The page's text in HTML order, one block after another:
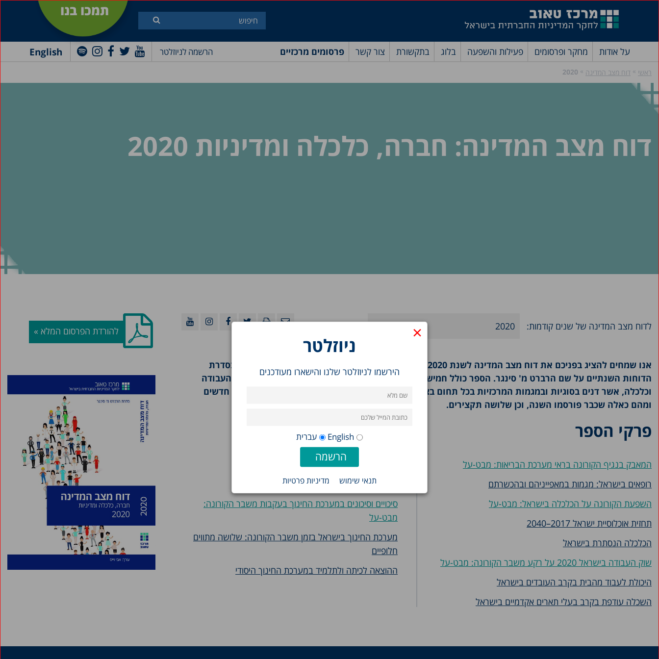
תמכו בנו
על אודות מחקר ופרסומים פעילות והשפעה בלוג בתקשורת צור קשר פרסומים מרכזיים הרשמה לניוזלטר English
×
ניוזלטר
הירשמו לניוזלטר שלנו והישארו מעודכנים
English עברית
תנאי שימוש מדיניות פרטיות
ראשי » דוח מצב המדינה »
2020
דוח מצב המדינה: חברה, כלכלה ומדיניות 2020
לדוח מצב המדינה של שנים קודמות: 2020
2024
2023
2022
2017
2016
2015
2011-2012
2010
2006
אנו שמחים להציג בפניכם את דוח מצב המדינה לשנת 2020 של מרכז טאוב לחקר המדיניות החברתית בישראל בסדרת
הדוחות השנתיים על שם הרברט מ' סינגר. הספר כולל חמישה פרקי סקירה בנושאים בריאות, חינוך, רווחה, שוק העבודה
וכלכלה, אשר דנים בסוגיות ובמגמות המרכזיות בכל תחום בצל משבר הקורונה. בנוסף כולל הספר מחקרים, מהם חדשים
ומהם כאלה שכבר פורסמו השנה, וכן שלושה תקצירים.
פרקי הספר
המאבק בנגיף הקורונה בראי מערכת הבריאות: מבט-על
רופאים בישראל: מגמות במאפייניהם ובהכשרתם
השפעת הקורונה על הכלכלה בישראל: מבט-על
תחזית אוכלוסיית ישראל 2017–2040
הכלכלה הנסתרת בישראל
שוק העבודה בישראל 2020 על רקע משבר הקורונה: מבט-על
היכולת לעבוד מהבית בקרב העובדים בישראל
השכלה עודפת בקרב בעלי תארים אקדמיים בישראל
מערכת הרווחה מתמודדת עם הקורונה: מבט-על
השקעה חברתית בישראל
סיכויים וסיכונים במערכת החינוך בעקבות משבר הקורונה:
מבט-על
מערכת החינוך בישראל בזמן משבר הקורונה: שלושה מתווים
חלופיים
ההוצאה לכיתה ולתלמיד במערכת החינוך היסודי
להורדת הפרסום המלא »